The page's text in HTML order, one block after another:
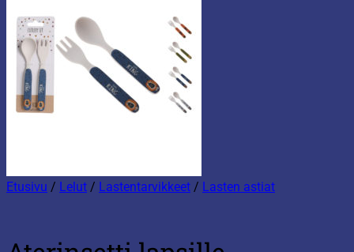
Etusivu / Lelut / Lastentarvikkeet / Lasten astiat